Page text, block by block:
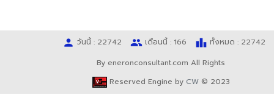
person วันนี้ : 22742 people เดือนนี้ : 166 leaderboard ทั้งหมด : 22742
By eneronconsultant.com All Rights
Reserved Engine by CW © 2023